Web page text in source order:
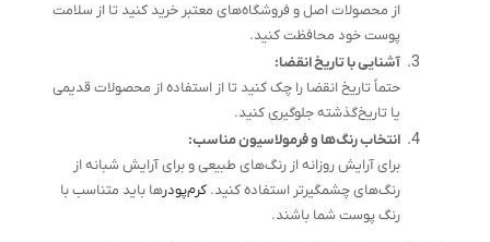
از محصولات اصل و فروشگاه‌های معتبر خرید کنید تا از سلامت
پوست خود محافظت کنید.
آشنایی با تاریخ انقضا:
حتماً تاریخ انقضا را چک کنید تا از استفاده از محصولات قدیمی
یا تاریخ‌گذشته جلوگیری کنید.
انتخاب رنگ‌ها و فرمولاسیون مناسب:
برای آرایش روزانه از رنگ‌های طبیعی و برای آرایش شبانه از
رنگ‌های چشمگیرتر استفاده کنید. کرم‌پودرها باید متناسب با
رنگ پوست شما باشند.